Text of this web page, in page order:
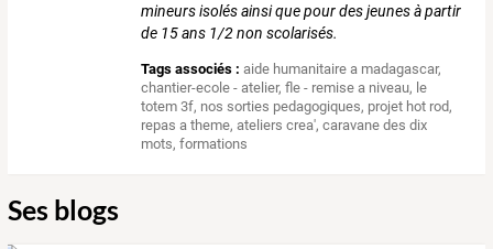
mineurs isolés ainsi que pour des jeunes à partir
de 15 ans 1/2 non scolarisés.
Tags associés : aide humanitaire a madagascar,
chantier-ecole - atelier,fle - remise a niveau, le
totem 3f, nos sorties pedagogiques, projet hot rod,
repas a theme,ateliers crea',caravane des dix
mots,formations
Ses blogs